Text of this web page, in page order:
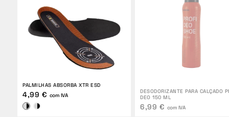
PALMILHAS ABSORBA XTR ESD
4,99 € com IVA
DESODORIZANTE PARA CALÇADO
DEO 150 ML
6,99 € com IVA